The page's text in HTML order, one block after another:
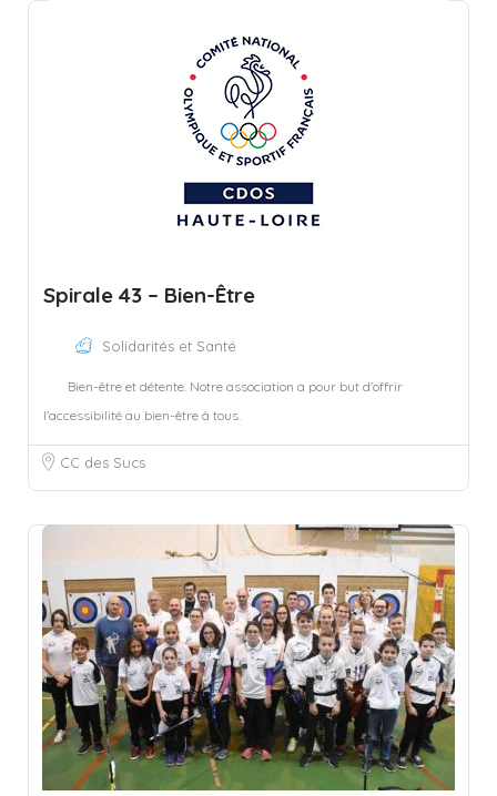
Spirale 43 – Bien-Être
Solidarités et Santé
Bien-être et détente. Notre association a pour but d'offrir
l'accessibilité au bien-être à tous.
CC des Sucs